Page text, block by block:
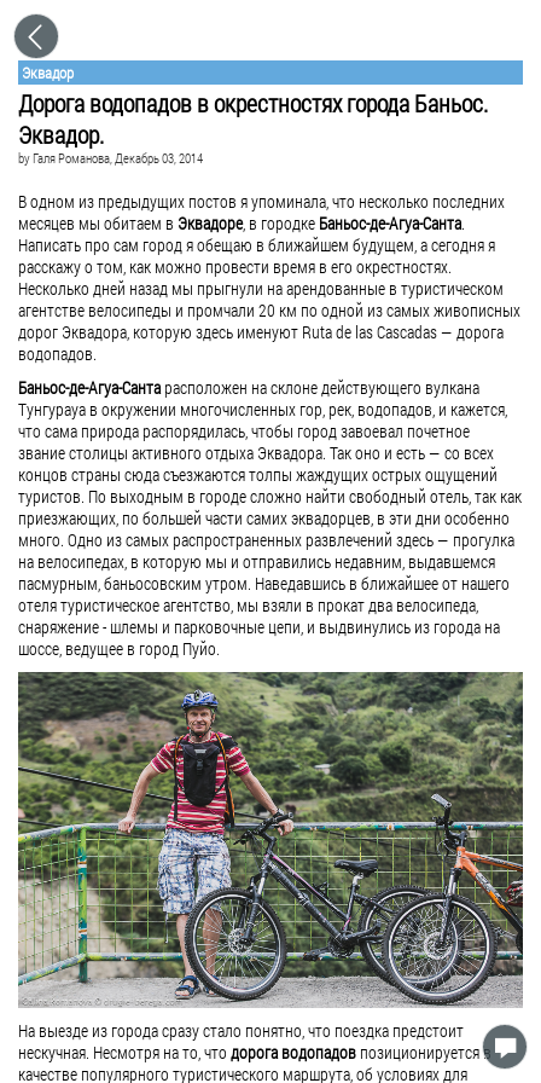
Эквадор
Дорога водопадов в окрестностях города Баньос.
Эквадор.
byГаля Романова, Декабрь 03, 2014
В одном из предыдущих постов я упоминала, что несколько последних
месяцев мы обитаем в Эквадоре, в городке Баньос-де-Агуа-Санта.
Написать про сам город я обещаю в ближайшем будущем, а сегодня я
расскажу о том, как можно провести время в его окрестностях.
Несколько дней назад мы прыгнули на арендованные в туристическом
агентстве велосипеды и промчали 20 км по одной из самых живописных
дорог Эквадора, которую здесь именуют Ruta de las Cascadas — дорога
водопадов.
Баньос-де-Агуа-Сантарасположен на склоне действующего вулкана
Тунгурауа в окружении многочисленных гор, рек, водопадов, и кажется,
что сама природа распорядилась, чтобы город завоевал почетное
звание столицы активного отдыха Эквадора. Так оно и есть — со всех
концов страны сюда съезжаются толпы жаждущих острых ощущений
туристов. По выходным в городе сложно найти свободный отель, так как
приезжающих, по большей части самих эквадорцев, в эти дни особенно
много. Одно из самых распространенных развлечений здесь — прогулка
на велосипедах, в которую мы и отправились недавним, выдавшемся
пасмурным, баньосовским утром. Наведавшись в ближайшее от нашего
отеля туристическое агентство, мы взяли в прокат два велосипеда,
снаряжение - шлемы и парковочные цепи, и выдвинулись из города на
шоссе, ведущее в город Пуйо.
На выезде из города сразу стало понятно, что поездка предстоит
нескучная. Несмотря на то, что дорога водопадов позиционируется в
качестве популярного туристического маршрута, об условиях для